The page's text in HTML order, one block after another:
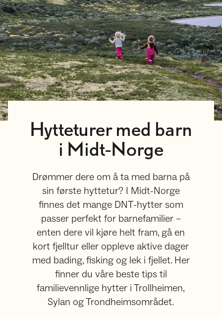
Hytteturer med barn
i Midt-Norge
Drømmer dere om å ta med barna på
sin første hyttetur? I Midt-Norge
finnes det mange DNT-hytter som
passer perfekt for barnefamilier –
enten dere vil kjøre helt fram, gå en
kort fjelltur eller oppleve aktive dager
med bading, fisking og lek i fjellet. Her
finner du våre beste tips til
familievennlige hytter i Trollheimen,
Sylan og Trondheimsområdet.